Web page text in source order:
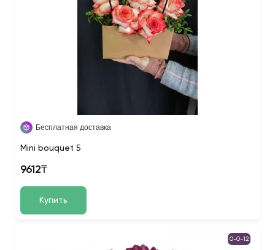
Бесплатная доставка
Mini bouquet 5
9612₸
Купить
0-0-12